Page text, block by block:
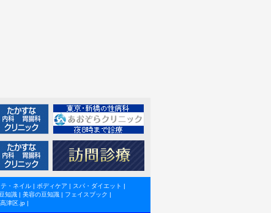
・ネイル| ボディケア | スパ・ダイエット |
知識| 美容の豆知識| フェイスブック |
高津区.jp |